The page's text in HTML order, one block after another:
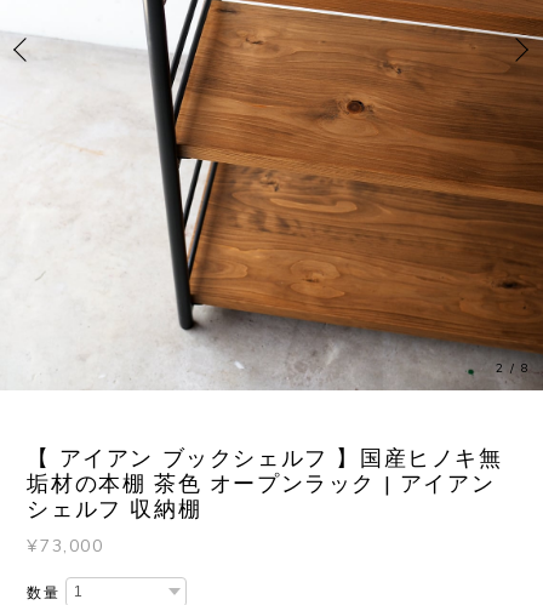
【 アイアン ブックシェルフ 】国産ヒノキ無
垢材の本棚 茶色 オープンラック | アイアン
シェルフ 収納棚
数量